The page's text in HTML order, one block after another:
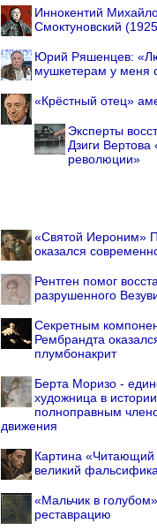
Иннокентий
Смоктуновский
Юрий Ряшенцев:
мушкетерам у меня
«Крёстный отец»
Эксперты
Дзиги
революции»
«Святой Иероним»
оказался
Рентген помог
разрушенного
Секретным
Рембрандта
плумбонакрит
Берта Моризо -
художница в
полноправным
движения
Картина
великий
«Мальчик в
реставрацию